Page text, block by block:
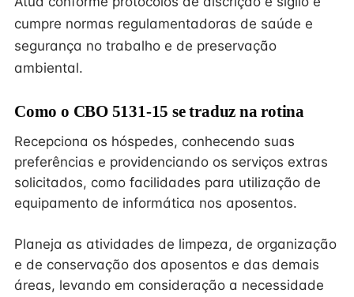
cumpre normas regulamentadoras de saúde e
segurança no trabalho e de preservação
ambiental.
Como o CBO 5131-15 se traduz na rotina
Recepciona os hóspedes, conhecendo suas
preferências e providenciando os serviços extras
solicitados, como facilidades para utilização de
equipamento de informática nos aposentos.
Planeja as atividades de limpeza, de organização
e de conservação dos aposentos e das demais
áreas, levando em consideração a necessidade